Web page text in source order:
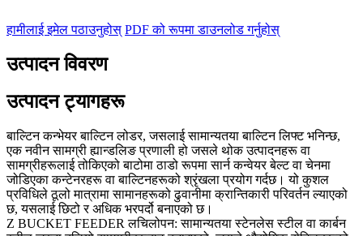
हामीलाई इमेल पठाउनुहोस् PDF को रूपमा डाउनलोड गर्नुहोस्
उत्पादन विवरण
उत्पादन ट्यागहरू
बाल्टिन कन्भेयर बाल्टिन लोडर, जसलाई सामान्यतया बाल्टिन लिफ्ट भनिन्छ,
एक नवीन सामग्री ह्यान्डलिङ प्रणाली हो जसले थोक उत्पादनहरू वा
सामग्रीहरूलाई तोकिएको बाटोमा ठाडो रूपमा सार्न कन्वेयर बेल्ट वा चेनमा
जोडिएका कन्टेनरहरू वा बाल्टिनहरूको श्रृंखला प्रयोग गर्दछ। यो कुशल
प्रविधिले ठूलो मात्रामा सामानहरूको ढुवानीमा क्रान्तिकारी परिवर्तन ल्याएको
छ, यसलाई छिटो र अधिक भरपर्दो बनाएको छ।
Z BUCKET FEEDER लचिलोपन: सामान्यतया स्टेनलेस स्टील वा कार्बन